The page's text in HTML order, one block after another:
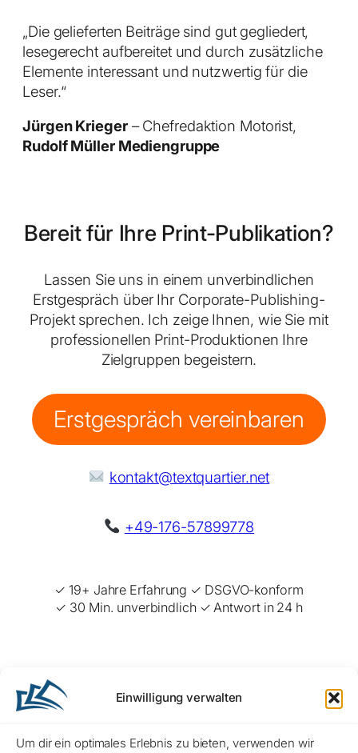
Einwilligung verwalten
Um dir ein optimales Erlebnis zu bieten, verwenden wir
„Die gelieferten Beiträge sind gut gegliedert,
lesegerecht aufbereitet und durch zusätzliche
Elemente interessant und nutzwertig für die
Leser.“
Jürgen Krieger– Chefredaktion Motorist,
Rudolf Müller Mediengruppe
Bereit für Ihre Print-Publikation?
Lassen Sie uns in einem unverbindlichen
Erstgespräch über Ihr Corporate-Publishing-
Projekt sprechen. Ich zeige Ihnen, wie Sie mit
professionellen Print-Produktionen Ihre
Zielgruppen begeistern.
Erstgespräch vereinbaren
kontakt@textquartier.net
+49-176-57899778
✓ 19+ Jahre Erfahrung ✓ DSGVO-konform
✓ 30 Min. unverbindlich ✓ Antwort in 24 h
3 Gründe für Corporate Publishing mit
dem Textquartier